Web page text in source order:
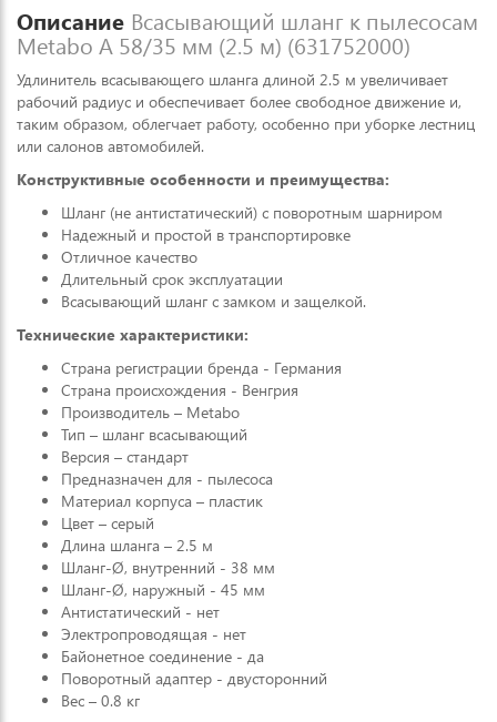
Описание Всасывающий шланг к пылесосам
Metabo A 58/35 мм (2.5 м) (631752000)
Удлинитель всасывающего шланга длиной 2.5 м увеличивает
рабочий радиус и обеспечивает более свободное движение и,
таким образом, облегчает работу, особенно при уборке лестниц
или салонов автомобилей.
Конструктивные особенности и преимущества:
Шланг (не антистатический) с поворотным шарниром
Надежный и простой в транспортировке
Отличное качество
Длительный срок эксплуатации
Всасывающий шланг с замком и защелкой.
Технические характеристики:
Страна регистрации бренда - Германия
Страна происхождения - Венгрия
Производитель – Metabo
Тип – шланг всасывающий
Версия – стандарт
Предназначен для - пылесоса
Материал корпуса – пластик
Цвет – серый
Длина шланга – 2.5 м
Шланг-Ø, внутренний - 38 мм
Шланг-Ø, наружный - 45 мм
Антистатический - нет
Электропроводящая - нет
Байонетное соединение - да
Поворотный адаптер - двусторонний
Вес – 0.8 кг